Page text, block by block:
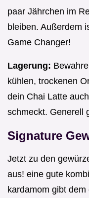
paar Jährchen im
bleiben. Außerdem
Game Changer!
Lagerung:
kühlen, trockenen
dein Chai Latte
schmeckt. Generell
Signature
Jetzt zu den
aus! eine gute
kardamom gibt